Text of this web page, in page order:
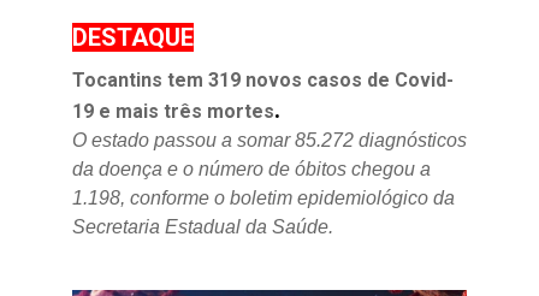
DESTAQUE
Tocantins tem 319 novos casos de Covid-
19 e mais três mortes.
O estado passou a somar 85.272 diagnósticos
da doença e o número de óbitos chegou a
1.198, conforme o boletim epidemiológico da
Secretaria Estadual da Saúde.